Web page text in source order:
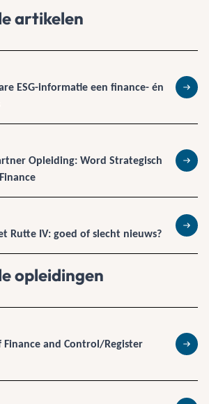
artikelen
ESG-informatie een finance- én
Lees
Opleiding: Word Strategisch
Lees
Rutte IV: goed of slecht nieuws? Lees
opleidingen
Finance and Control/Register
Lees